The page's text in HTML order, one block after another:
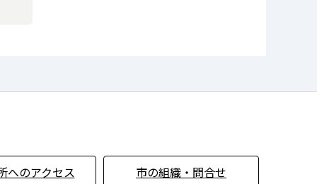
へのアクセス 市の組織・問合せ